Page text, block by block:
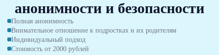
анонимности и безопасности
Полная анонимность
Внимательное отношение к подростках и их родителям
Индивидуальный подход
Стоимость от 2000 рублей